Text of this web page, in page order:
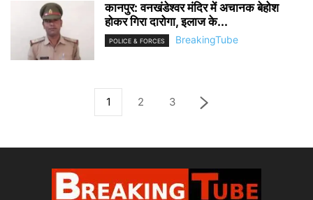
कानपुर: वनखंडेश्वर मंदिर में अचानक बेहोश
होकर गिरा दारोगा, इलाज के...
POLICE & FORCES BreakingTube
1 2 3